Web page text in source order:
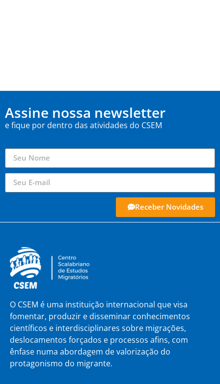
Assine nossa newsletter
e fique por dentro das atividades do CSEM
Receber Novidades
O CSEM é uma instituição internacional que visa
fomentar, produzir e disseminar conhecimentos
científicos e interdisciplinares sobre migrações,
deslocamentos forçados e processos afins, com
ênfase numa abordagem de valorização do
protagonismo do migrante.